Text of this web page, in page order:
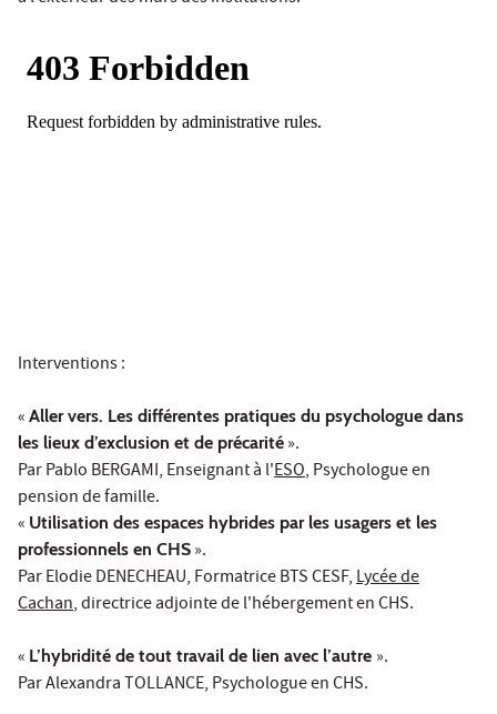
Interventions :
« Aller vers. Les différentes pratiques du psychologue dans
les lieux d’exclusion et de précarité ».
Par Pablo BERGAMI, Enseignant à l'ESO, Psychologue en
pension de famille.
« Utilisation des espaces hybrides par les usagers et les
professionnels en CHS ».
Par Elodie DENECHEAU, Formatrice BTS CESF,Lycée de
Cachan, directrice adjointe de l'hébergement en CHS.
« L’hybridité de tout travail de lien avec l’autre ».
Par Alexandra TOLLANCE, Psychologue en CHS.